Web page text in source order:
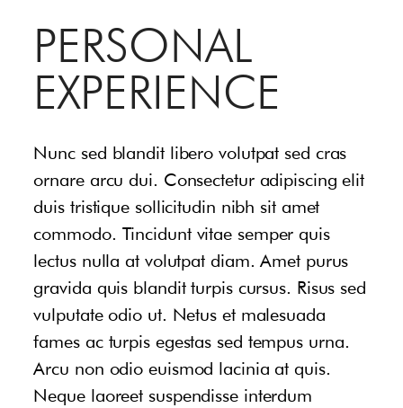
PERSONAL
EXPERIENCE
Nunc sed blandit libero volutpat sed cras
ornare arcu dui. Consectetur adipiscing elit
duis tristique sollicitudin nibh sit amet
commodo. Tincidunt vitae semper quis
lectus nulla at volutpat diam. Amet purus
gravida quis blandit turpis cursus. Risus sed
vulputate odio ut. Netus et malesuada
fames ac turpis egestas sed tempus urna.
Arcu non odio euismod lacinia at quis.
Neque laoreet suspendisse interdum